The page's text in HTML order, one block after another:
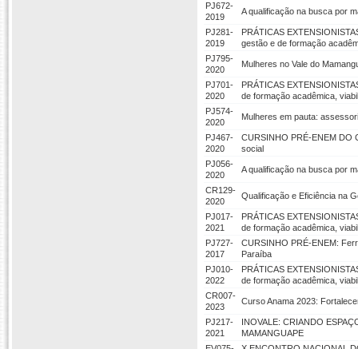
PJ672-
2019
A qualificação na busca por
PJ281-
2019
PRÁTICAS
gestão e de formação
PJ795-
2020
Mulheres no Vale do
PJ701-
2020
PRÁTICAS
de formação acadêmica,
PJ574-
2020
Mulheres em pauta:
PJ467-
2020
CURSINHO PRÉ-ENEM DO
social
PJ056-
2020
A qualificação na busca por
CR129-
2020
Qualificação e Eficiência na
PJ017-
2021
PRÁTICAS
de formação acadêmica,
PJ727-
2017
CURSINHO PRÉ-ENEM:
Paraíba
PJ010-
2022
PRÁTICAS
de formação acadêmica,
CR007-
2023
Curso Anama 2023:
PJ217-
2021
INOVALE: CRIANDO
MAMANGUAPE